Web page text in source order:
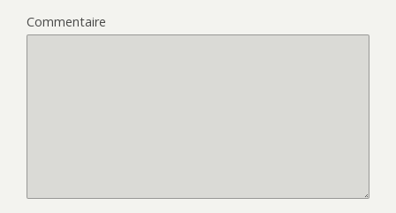
Commentaire